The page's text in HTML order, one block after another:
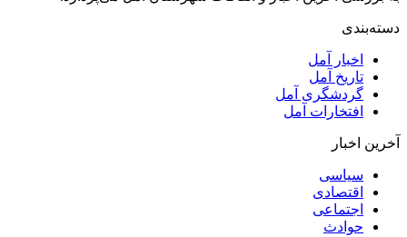
دسته‌بندی
اخبار آمل
تاریخ آمل
گردشگری آمل
افتخارات آمل
آخرین اخبار
سیاسی
اقتصادی
اجتماعی
حوادث